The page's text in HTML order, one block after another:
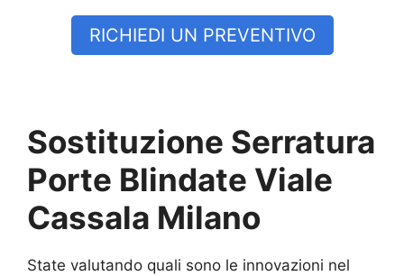
RICHIEDI UN PREVENTIVO
Sostituzione Serratura
Porte Blindate Viale
Cassala Milano
State valutando quali sono le innovazioni nel